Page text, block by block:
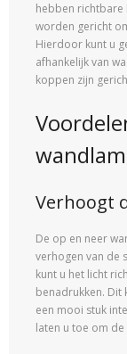
hebben richtbare
worden gericht
Hierdoor kunt u
afhankelijk van
koppen zijn
Verhoogt
De op en neer
verhogen van de
kunt u het licht
benadrukken.
een mooi stuk
laten u toe om de